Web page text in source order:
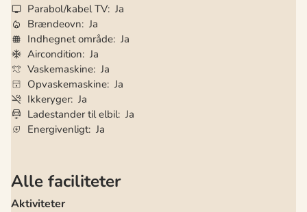
Parabol/kabel TV Ja
Brændeovn Ja
Indhegnet område Ja
Aircondition Ja
Vaskemaskine Ja
Opvaskemaskine Ja
Ikkeryger Ja
Ladestander til elbil Ja
Energivenligt Ja
Alle faciliteter
Aktiviteter